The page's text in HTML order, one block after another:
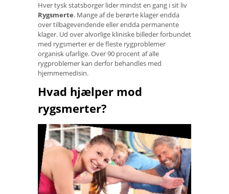
Hver tysk statsborger lider mindst en gang i sit liv
Rygsmerte. Mange af de berørte klager endda
over tilbagevendende eller endda permanente
klager. Ud over alvorlige kliniske billeder forbundet
med rygsmerter er de fleste rygproblemer
organisk ufarlige. Over 90 procent af alle
rygproblemer kan derfor behandles med
hjemmemedisin.
Hvad hjælper mod
rygsmerter?